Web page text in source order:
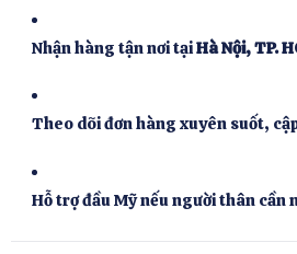
Nhận hàng tận nơi tạiHà Nội, TP.
Theo dõi đơn hàng xuyên suốt,
Hỗ trợ đầu Mỹ nếu người thân cần